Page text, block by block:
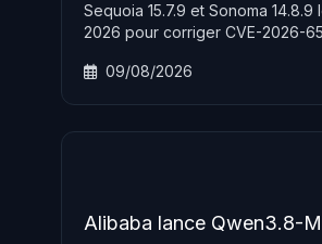
Sequoia 15.7.9 et Sonoma 14.8.9
2026 pour corriger CVE-2026-
exploitable à distance sur le
09/08/2026
Alibaba lance Qwen3.8-